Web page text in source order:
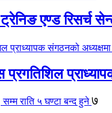
एण्ड रिसर्च
७